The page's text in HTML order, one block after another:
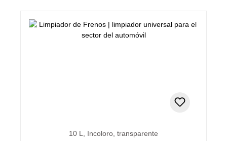
10 L, Incoloro, transparente